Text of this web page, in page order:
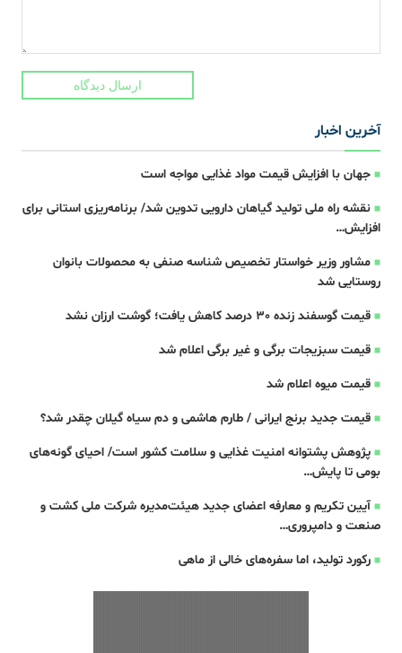
ارسال دیدگاه
آخرین اخبار
جهان با افزایش قیمت مواد غذایی مواجه است
نقشه راه ملی تولید گیاهان دارویی تدوین شد/ برنامه‌ریزی استانی برای
افزایش…
مشاور وزیر خواستار تخصیص شناسه صنفی به محصولات بانوان
روستایی شد
قیمت گوسفند زنده 30 درصد کاهش یافت؛ گوشت ارزان نشد
قیمت سبزیجات برگی و غیر برگی اعلام شد
قیمت میوه اعلام شد
قیمت جدید برنج ایرانی / طارم هاشمی و دم سیاه گیلان چقدر شد؟
پژوهش پشتوانه امنیت غذایی و سلامت کشور است/ احیای گونه‌های
بومی تا پایش…
آیین تکریم و معارفه اعضای جدید هیئت‌مدیره شرکت ملی کشت و
صنعت و دامپروری…
رکورد تولید، اما سفره‌های خالی از ماهی